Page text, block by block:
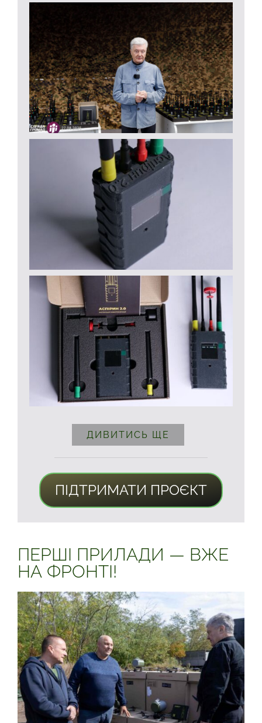
ДИВИТИСЬ ЩЕ
ПІДТРИМАТИ ПРОЄКТ
ПЕРШІ ПРИЛАДИ — ВЖЕ
НА ФРОНТІ!